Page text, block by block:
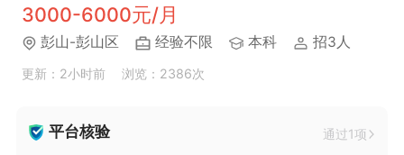
3000-6000元/月
彭山-彭山区 经验不限 本科 招3人
更新：2小时前 浏览：2386次
平台核验 通过1项